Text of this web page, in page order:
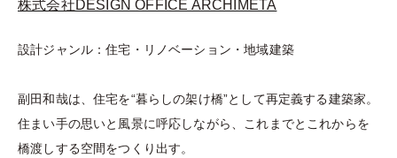
株式会社DESIGN OFFICE ARCHIMETA
設計ジャンル：住宅・リノベーション・地域建築
副⽥和哉は、住宅を“暮らしの架け橋”として再定義する建築家。
住まい⼿の思いと⾵景に呼応しながら、これまでとこれからを
橋渡しする空間をつくり出す。